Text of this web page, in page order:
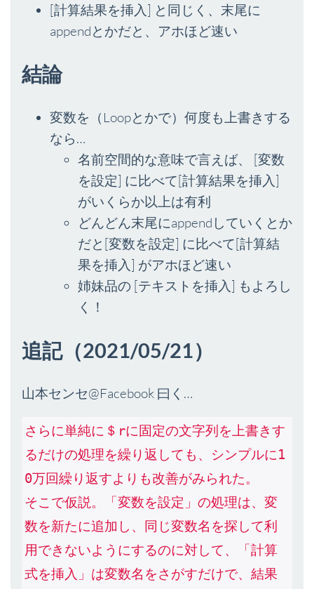
[計算結果を挿入] と同じく、末尾に
appendとかだと、アホほど速い
結論
変数を（Loopとかで）何度も上書きする
なら…
名前空間的な意味で言えば、 [変数
を設定] に比べて[計算結果を挿入]
がいくらか以上は有利
どんどん末尾にappendしていくとか
だと[変数を設定] に比べて[計算結
果を挿入] がアホほど速い
姉妹品の [テキストを挿入] もよろし
く！
追記（2021/05/21）
山本センセ@Facebook 曰く…
さらに単純に＄rに固定の文字列を上書きす
るだけの処理を繰り返しても、シンプルに1
0万回繰り返すよりも改善がみられた。
そこで仮説。「変数を設定」の処理は、変
数を新たに追加し、同じ変数名を探して利
用できないようにするのに対して、「計算
式を挿入」は変数名をさがすだけで、結果